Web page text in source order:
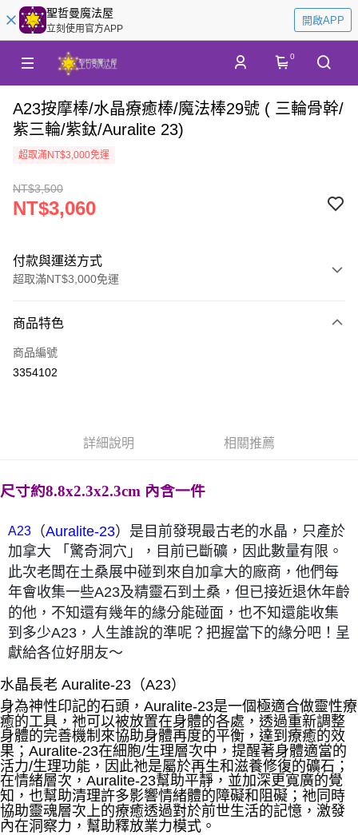
聖哲曼魔法屋
立刻使用官方APP
開啟APP
0
A23按摩棒/水晶療癒棒/魔法棒29號 ( 三輪骨幹/
紫三輪/紫鈦/Auralite 23)
超取滿NT$3,000免運
NT$3,500
NT$3,060
付款與運送方式
超取滿NT$3,000免運
信用卡一次付款
超商取貨付款
運送方式
全家取貨付款
每筆NT$80，滿NT$3,000(含以上)免運費
7-11取貨付款
每筆NT$80，滿NT$3,000(含以上)免運費
賣家宅配幫您送（台灣）
每筆NT$80，滿NT$3,000(含以上)免運費
郵局幫你送（離島）
每筆NT$80，滿NT$3,000(含以上)免運費
付款後門市自取
免運費
商品特色
商品編號
3354102
詳細說明 相關推薦
尺寸約8.8x2.3x2.3cm 內含一件
A23 （Auralite-23）是目前發現最古老的水晶，只產於
加拿大 「驚奇洞穴」，目前已斷礦，因此數量有限。
此次老闆在土桑展中碰到來自加拿大的廠商，他們每
年會收集一些A23及精靈石到土桑，但已接近退休年齡
的他，不知還有幾年的緣分能碰面，也不知還能收集
到多少A23，人生誰說的準呢？把握當下的緣分吧！呈
獻給各位好朋友～
水晶長老 Auralite-23（A23）
身為神性印記的石頭，Auralite-23是一個極適合做靈性療
癒的工具，祂可以被放置在身體的各處，透過重新調整
身體的完善機制來協助身體再度的平衡，達到療癒的效
果；Auralite-23在細胞/生理層次中，提醒著身體適當的
活力/生理功能，因此祂是屬於再生和滋養修復的礦石；
在情緒層次，Auralite-23幫助平靜，並加深更寬廣的覺
知，也幫助清理許多影響情緒體的障礙和阻礙；祂同時
協助靈魂層次上的療癒透過對於前世生活的記憶，激發
內在洞察力，幫助釋放業力模式。